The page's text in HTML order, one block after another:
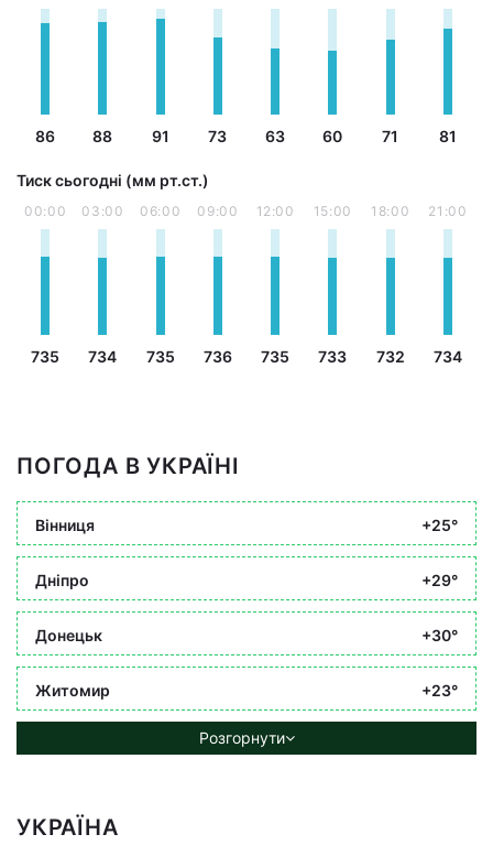
86 88 91 73 63 60 71 81
Тиск сьогодні (мм рт.ст.)
00:00
735
03:00
734
06:00
735
09:00
736
12:00
735
15:00
733
18:00
732
21:00
734
ПОГОДА В УКРАЇНІ
Вінниця +25°
Дніпро +29°
Донецьк +30°
Житомир +23°
Розгорнути
УКРАЇНА